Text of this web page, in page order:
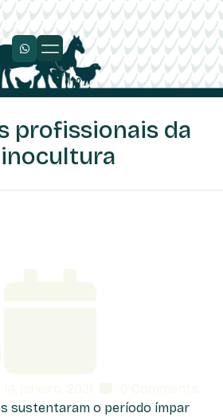
profissionais da
sustentaram o período ímpar